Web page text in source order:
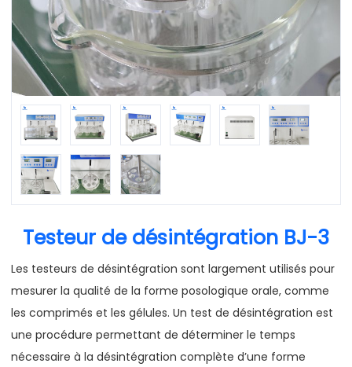
Testeur de désintégration BJ-3
Les testeurs de désintégration sont largement utilisés pour
mesurer la qualité de la forme posologique orale, comme
les comprimés et les gélules. Un test de désintégration est
une procédure permettant de déterminer le temps
nécessaire à la désintégration complète d’une forme